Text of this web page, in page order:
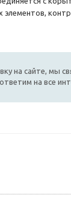
на сайте, мы
ответим на все